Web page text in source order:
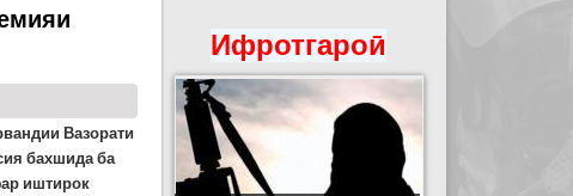
Вазорати
бахшида ба
иштирок
Ифротгароӣ